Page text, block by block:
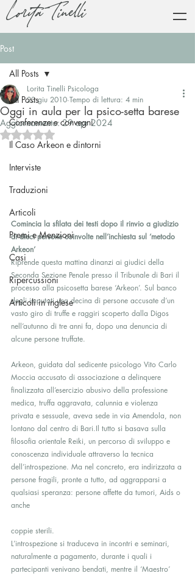
Lorita Tinelli
Post
All Posts
Conferenze e convegni
Il Caso Arkeon e dintorni
Interviste
Traduzioni
Articoli
Premi e Menzioni
Casi
Ripercussioni
Articoli in inglese
All Posts
Oggi in aula per la psico-setta barese
Lorita Tinelli Psicologa
23 giu 2010 Tempo di lettura: 4 min
Aggiornamento:29 apr 2024
Valutazione NaN stelle su 5.
Comincia la sfilata dei testi dopo il rinvio a giudizio
di dieci persone coinvolte nell’inchiesta sul ‘metodo
Arkeon’
Riprende questa mattina dinanzi ai giudici della
Seconda Sezione Penale presso il Tribunale di Bari il
processo alla psicosetta barese ‘Arkeon’. Sul banco
degli imputati una decina di persone accusate d’un
vasto giro di truffe e raggiri scoperto dalla Digos
nell’autunno di tre anni fa, dopo una denuncia di
alcune persone truffate.
Arkeon, guidata dal sedicente psicologo Vito Carlo
Moccia accusato di associazione a delinquere
finalizzata all’esercizio abusivo della professione
medica, truffa aggravata, calunnia e violenza
privata e sessuale, aveva sede in via Amendola, non
lontano dal centro di Bari.Il tutto si basava sulla
filosofia orientale Reiki, un percorso di sviluppo e
conoscenza individuale attraverso la tecnica
dell’introspezione. Ma nel concreto, era indirizzata a
persone fragili, pronte a tutto, ad aggrapparsi a
qualsiasi speranza: persone affette da tumori, Aids o
anche
coppie sterili.
L’introspezione si traduceva in incontri e seminari,
naturalmente a pagamento, durante i quali i
partecipanti venivano bendati, mentre il ‘Maestro’